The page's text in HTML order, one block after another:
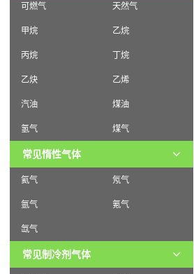
可燃气 天然气
甲烷 乙烷
丙烷 丁烷
乙炔 乙烯
汽油 煤油
氢气 煤气
常见惰性气体
氦气 氖气
氩气 氪气
氙气
常见制冷剂气体